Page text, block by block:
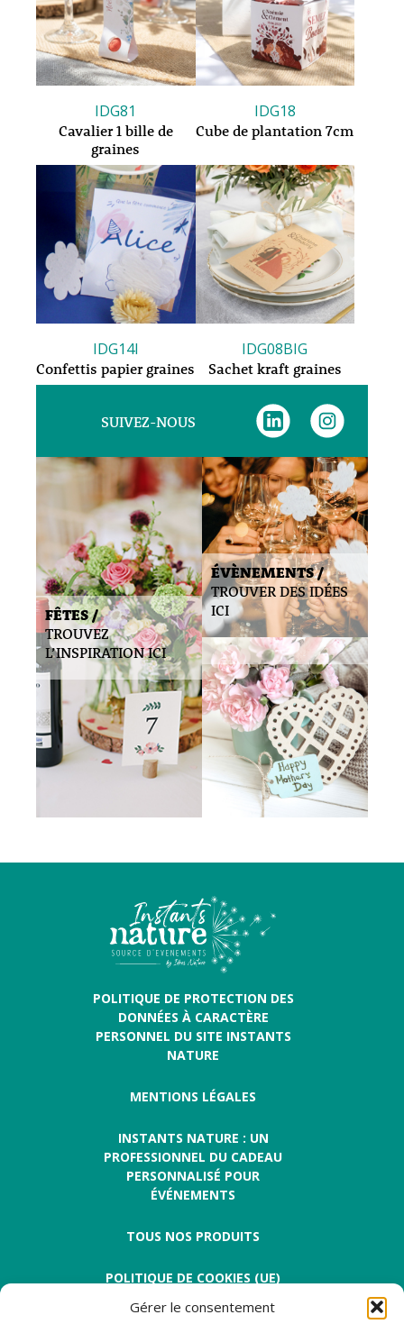
Gérer le consentement
SUIVEZ-NOUS
ÉVÈNEMENTS /
TROUVER DES IDÉES
ICI
FÊTES /
TROUVEZ
L’INSPIRATION ICI
IDG81
Cavalier 1 bille de
graines
IDG18
Cube de plantation 7cm
IDG14I
Confettis papier graines
IDG08BIG
Sachet kraft graines
POLITIQUE DE PROTECTION DES
DONNÉES À CARACTÈRE
PERSONNEL DU SITE INSTANTS
NATURE
MENTIONS LÉGALES
INSTANTS NATURE : UN
PROFESSIONNEL DU CADEAU
PERSONNALISÉ POUR
ÉVÉNEMENTS
TOUS NOS PRODUITS
POLITIQUE DE COOKIES (UE)